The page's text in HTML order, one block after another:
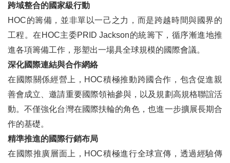
跨域整合的國家級行動
HOC的籌備，並非單以一己之力，而是跨越時間與國界的
工程。在HOC主委PRID Jackson的統籌下，循序漸進地推
進各項籌備工作，形塑出一場具全球規模的國際會議。
深化國際連結與合作網絡
在國際關係經營上，HOC積極推動跨國合作，包含促進親
善會成立、邀請重要國際領袖參與，以及規劃高規格聯誼活
動。不僅強化台灣在國際扶輪的角色，也進一步擴展長期合
作的基礎。
精準推進的國際行銷布局
在國際推廣層面上，HOC積極進行全球宣傳，透過經驗傳